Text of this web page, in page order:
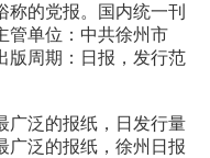
称的党报。国内统一刊
管单位：中共徐州市
版周期：日报，发行范
广泛的报纸，日发行量
广泛的报纸，徐州日报